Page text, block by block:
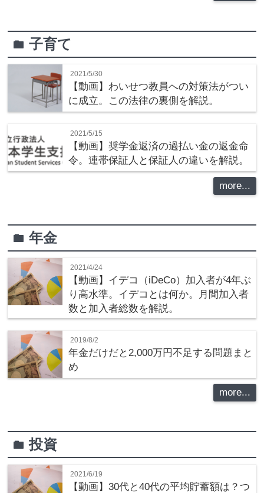
folder子育て
2021/5/30
【動画】わいせつ教員への対策法がつい
に成立。この法律の裏側を解説。
2021/5/15
【動画】奨学金返済の過払い金の返金命
令。連帯保証人と保証人の違いを解説。
more...
folder年金
2021/4/24
【動画】イデコ（iDeCo）加入者が4年ぶ
り高水準。イデコとは何か。月間加入者
数と加入者総数を解説。
2019/8/2
年金だけだと2,000万円不足する問題まと
め
more...
folder投資
2021/6/19
【動画】30代と40代の平均貯蓄額は？つ